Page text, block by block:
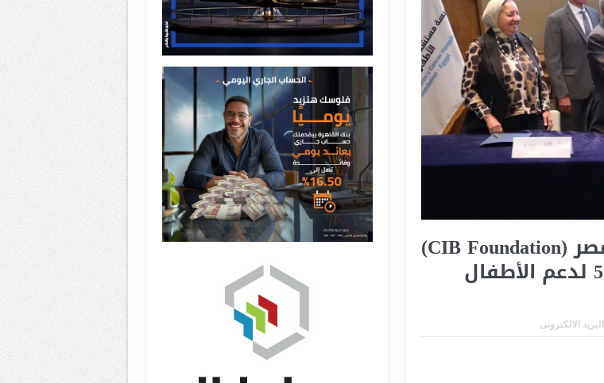
مؤسسة البنك التجاري الدولي – مصر (CIB Foundation)
تجدد شراكتها مع مستشفى 57357 لدعم الأطفال
البريد الالكترونى